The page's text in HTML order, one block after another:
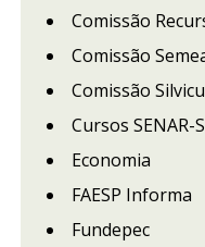
Comissão
Comissão
Comissão
Cursos SENAR-
Economia
FAESP Informa
Fundepec